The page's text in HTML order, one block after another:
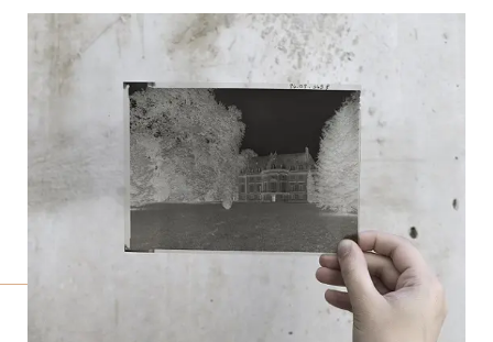
GÉNÉRAL
Contact
PORTAIL CULTURE
Comité d'Histoire Régionale
Service Inventaire et Patrimoines de la Région Grand Est